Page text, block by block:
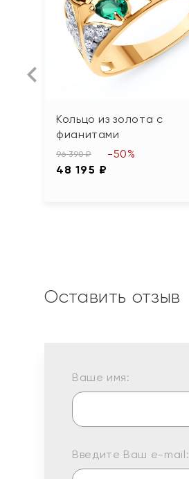
Кольцо из золота с
фианитами
96 390 ₽
48 195 ₽
-50%
Оставить отзыв
Ваше имя:
Введите Ваш e-mail: